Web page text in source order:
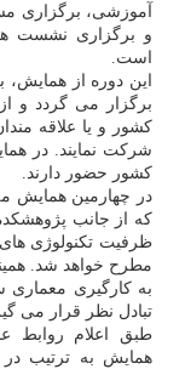
آموزشی، برگزاری
و برگزاری نشست
است.
این دوره از
برگزار می گردد و
کشور و یا علاقه
شرکت نمایند. در
کشور حضور دارند.
در چهارمین همایش
که از جانب
ظرفیت تکنولوژی
مطرح خواهد شد.
به کارگیری
تبادل نظر قرار می
طبق اعلام روابط
همایش به ترتیب